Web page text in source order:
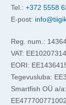
Tel.: +372 5558
E-post:
Reg. num.:
VAT:
EORI:
Tegevusluba:
Smartfish OÜ a/a: